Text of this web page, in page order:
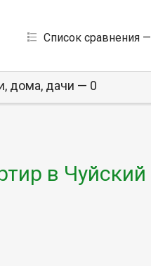
Список сравнения —
дома, дачи — 0
в Чуйский